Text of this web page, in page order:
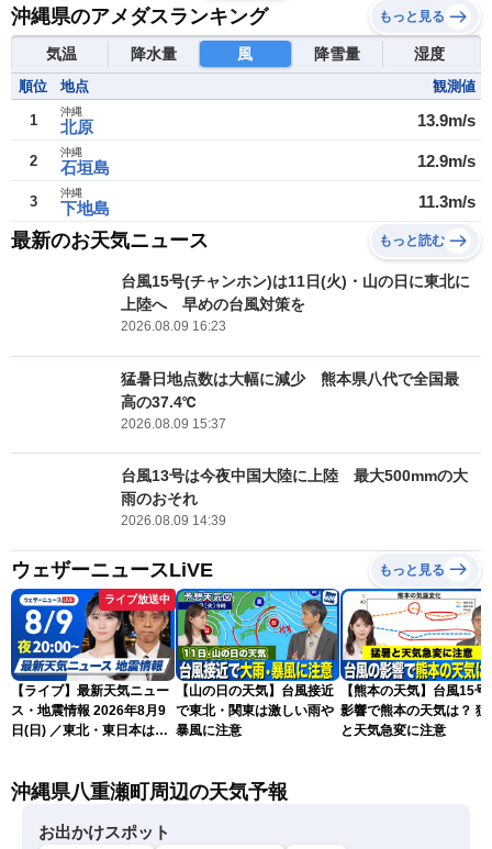
沖縄県のアメダスランキング もっと見る
気温 降水量 風 降雪量 湿度
順位 地点 観測値
1 北原
沖縄 13.9m/s
2 石垣島
沖縄 12.9m/s
3 下地島
沖縄 11.3m/s
最新のお天気ニュース もっと読む
台風15号(チャンホン)は11日(火)・山の日に東北に
上陸へ 早めの台風対策を
2026.08.09 16:23
猛暑日地点数は大幅に減少 熊本県八代で全国最
高の37.4℃
2026.08.09 15:37
台風13号は今夜中国大陸に上陸 最大500mmの大
雨のおそれ
2026.08.09 14:39
ウェザーニュースLiVE もっと見る
ライブ放送中
【ライブ】最新天気ニュー
ス・地震情報 2026年8月9
日(日) ／東北・東日本は急
衣／芳野達郎〉
【山の日の天気】台風接近
で東北・関東は激しい雨や
暴風に注意
【熊本の天気】台風15号
影響で熊本の天気は？ 猛
と天気急変に注意
沖縄県八重瀬町周辺の天気予報
お出かけスポット